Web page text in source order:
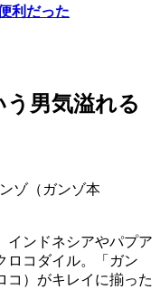
利だった
男気溢れる
ゾ（ガンゾ本
インドネシアやパプア
ロコダイル。「ガン
コ）がキレイに揃った